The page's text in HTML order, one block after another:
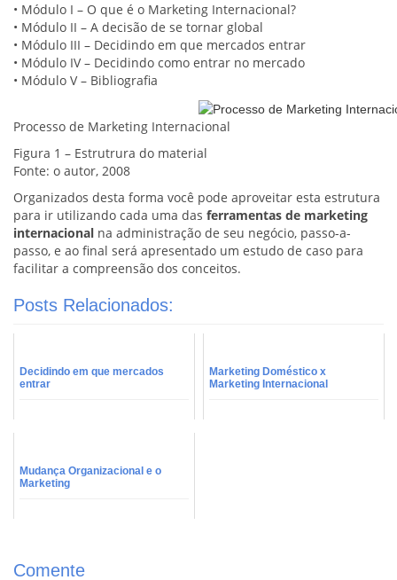
• Módulo I – O que é o Marketing Internacional?
• Módulo II – A decisão de se tornar global
• Módulo III – Decidindo em que mercados entrar
• Módulo IV – Decidindo como entrar no mercado
• Módulo V – Bibliografia
Processo de Marketing Internacional
Figura 1 – Estrutrura do material
Fonte: o autor, 2008
Organizados desta forma você pode aproveitar esta estrutura
para ir utilizando cada uma das ferramentas de marketing
internacional na administração de seu negócio, passo-a-
passo, e ao final será apresentado um estudo de caso para
facilitar a compreensão dos conceitos.
Posts Relacionados:
Decidindo em que mercados
entrar
Marketing Doméstico x
Marketing Internacional
Mudança Organizacional e o
Marketing
Comente